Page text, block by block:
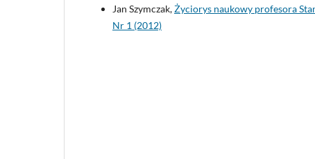
Jan Szymczak,Życiorys naukowy profesora
Nr 1 (2012)